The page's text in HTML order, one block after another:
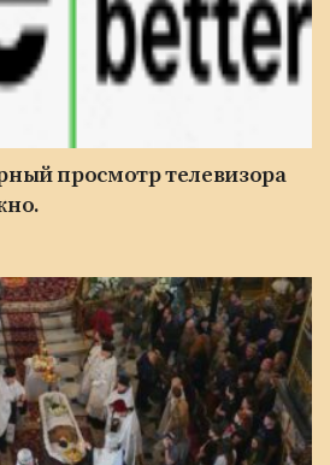
просмотр телевизора